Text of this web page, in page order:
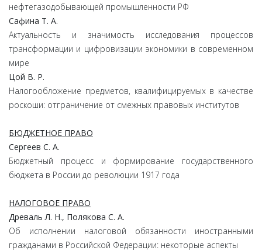
нефтегазодобывающей промышленности РФ
Сафина Т. А.
Актуальность и значимость исследования процессов
трансформации и цифровизации экономики в современном
мире
Цой В. Р.
Налогообложение предметов, квалифицируемых в качестве
роскоши: отграничение от смежных правовых институтов
БЮДЖЕТНОЕ ПРАВО
Сергеев С. А.
Бюджетный процесс и формирование государственного
бюджета в России до революции 1917 года
НАЛОГОВОЕ ПРАВО
Древаль Л. Н., Полякова С. А.
Об исполнении налоговой обязанности иностранными
гражданами в Российской Федерации: некоторые аспекты